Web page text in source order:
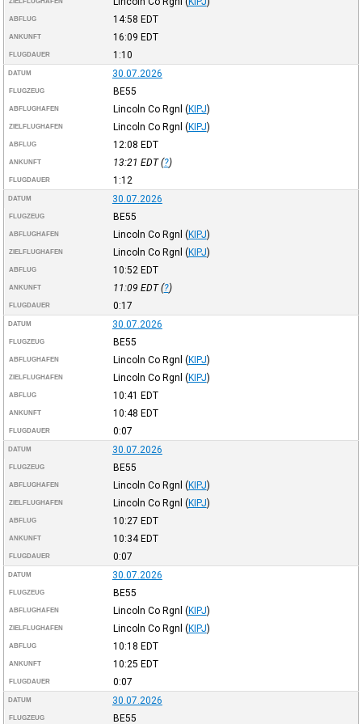
ABFLUG 14:58 EDT
ANKUNFT 16:09 EDT
FLUGDAUER 1:10
DATUM 30.07.2026
FLUGZEUG BE55
ABFLUGHAFEN Lincoln Co Rgnl (KIPJ)
ZIELFLUGHAFEN Lincoln Co Rgnl (KIPJ)
ABFLUG 12:08 EDT
ANKUNFT 13:21 EDT(?)
FLUGDAUER 1:12
DATUM 30.07.2026
FLUGZEUG BE55
ABFLUGHAFEN Lincoln Co Rgnl (KIPJ)
ZIELFLUGHAFEN Lincoln Co Rgnl (KIPJ)
ABFLUG 10:52 EDT
ANKUNFT 11:09 EDT(?)
FLUGDAUER 0:17
DATUM 30.07.2026
FLUGZEUG BE55
ABFLUGHAFEN Lincoln Co Rgnl (KIPJ)
ZIELFLUGHAFEN Lincoln Co Rgnl (KIPJ)
ABFLUG 10:41 EDT
ANKUNFT 10:48 EDT
FLUGDAUER 0:07
DATUM 30.07.2026
FLUGZEUG BE55
ABFLUGHAFEN Lincoln Co Rgnl (KIPJ)
ZIELFLUGHAFEN Lincoln Co Rgnl (KIPJ)
ABFLUG 10:27 EDT
ANKUNFT 10:34EDT
FLUGDAUER 0:07
DATUM 30.07.2026
FLUGZEUG BE55
ABFLUGHAFEN Lincoln Co Rgnl (KIPJ)
ZIELFLUGHAFEN Lincoln Co Rgnl (KIPJ)
ABFLUG 10:18 EDT
ANKUNFT 10:25 EDT
FLUGDAUER 0:07
DATUM 30.07.2026
FLUGZEUG BE55